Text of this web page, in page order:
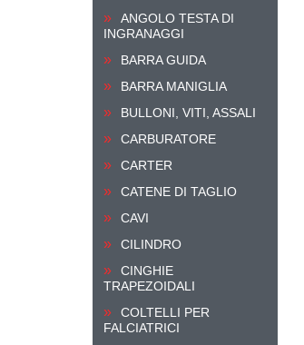
ANGOLO TESTA DI
INGRANAGGI
BARRA GUIDA
BARRA MANIGLIA
BULLONI, VITI, ASSALI
CARBURATORE
CARTER
CATENE DI TAGLIO
CAVI
CILINDRO
CINGHIE
TRAPEZOIDALI
COLTELLI PER
FALCIATRICI